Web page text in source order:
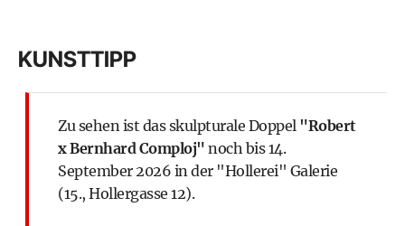
KUNSTTIPP
Zu sehen ist das skulpturale Doppel "Robert
x Bernhard Comploj" noch bis 14.
September 2026 in der "Hollerei" Galerie
(15., Hollergasse 12).